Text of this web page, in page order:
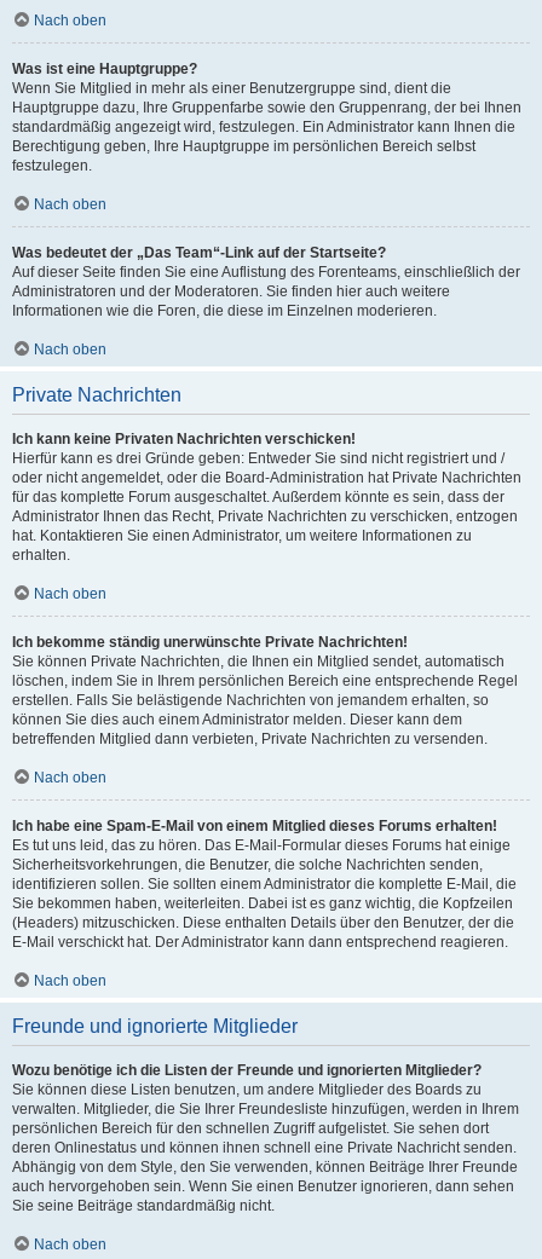
Nach oben
Was ist eine Hauptgruppe?
Wenn Sie Mitglied in mehr als einer Benutzergruppe sind, dient die
Hauptgruppe dazu, Ihre Gruppenfarbe sowie den Gruppenrang, der bei Ihnen
standardmäßig angezeigt wird, festzulegen. Ein Administrator kann Ihnen die
Berechtigung geben, Ihre Hauptgruppe im persönlichen Bereich selbst
festzulegen.
Nach oben
Was bedeutet der „Das Team“-Link auf der Startseite?
Auf dieser Seite finden Sie eine Auflistung des Forenteams, einschließlich der
Administratoren und der Moderatoren. Sie finden hier auch weitere
Informationen wie die Foren, die diese im Einzelnen moderieren.
Nach oben
Private Nachrichten
Ich kann keine Privaten Nachrichten verschicken!
Hierfür kann es drei Gründe geben: Entweder Sie sind nicht registriert und /
oder nicht angemeldet, oder die Board-Administration hat Private Nachrichten
für das komplette Forum ausgeschaltet. Außerdem könnte es sein, dass der
Administrator Ihnen das Recht, Private Nachrichten zu verschicken, entzogen
hat. Kontaktieren Sie einen Administrator, um weitere Informationen zu
erhalten.
Nach oben
Ich bekomme ständig unerwünschte Private Nachrichten!
Sie können Private Nachrichten, die Ihnen ein Mitglied sendet, automatisch
löschen, indem Sie in Ihrem persönlichen Bereich eine entsprechende Regel
erstellen. Falls Sie belästigende Nachrichten von jemandem erhalten, so
können Sie dies auch einem Administrator melden. Dieser kann dem
betreffenden Mitglied dann verbieten, Private Nachrichten zu versenden.
Nach oben
Ich habe eine Spam-E-Mail von einem Mitglied dieses Forums erhalten!
Es tut uns leid, das zu hören. Das E-Mail-Formular dieses Forums hat einige
Sicherheitsvorkehrungen, die Benutzer, die solche Nachrichten senden,
identifizieren sollen. Sie sollten einem Administrator die komplette E-Mail, die
Sie bekommen haben, weiterleiten. Dabei ist es ganz wichtig, die Kopfzeilen
(Headers) mitzuschicken. Diese enthalten Details über den Benutzer, der die
E-Mail verschickt hat. Der Administrator kann dann entsprechend reagieren.
Nach oben
Freunde und ignorierte Mitglieder
Wozu benötige ich die Listen der Freunde und ignorierten Mitglieder?
Sie können diese Listen benutzen, um andere Mitglieder des Boards zu
verwalten. Mitglieder, die Sie Ihrer Freundesliste hinzufügen, werden in Ihrem
persönlichen Bereich für den schnellen Zugriff aufgelistet. Sie sehen dort
deren Onlinestatus und können ihnen schnell eine Private Nachricht senden.
Abhängig von dem Style, den Sie verwenden, können Beiträge Ihrer Freunde
auch hervorgehoben sein. Wenn Sie einen Benutzer ignorieren, dann sehen
Sie seine Beiträge standardmäßig nicht.
Nach oben